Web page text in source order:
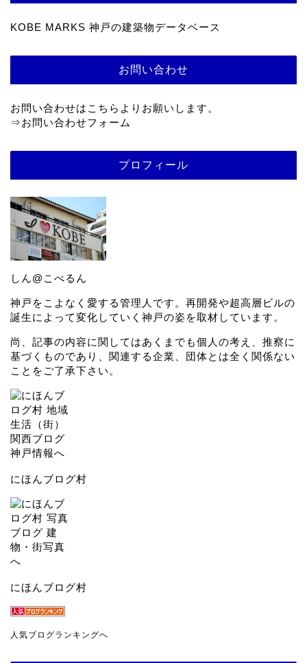
KOBE MARKS 神戸の建築物データベース
お問い合わせ
お問い合わせはこちらよりお願いします。
⇒お問い合わせフォーム
プロフィール
しん@こべるん
神戸をこよなく愛する管理人です。再開発や超高層ビルの
誕生によって変化していく神戸の姿を取材しています。
尚、記事の内容に関してはあくまでも個人の考え、推察に
基づくものであり、関連する企業、団体とは全く関係ない
ことをご了承下さい。
にほんブログ村
にほんブログ村
人気ブログランキングへ